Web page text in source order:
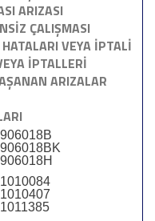
ARIZASI
ÇALIŞMASI
VEYA İPTALİ
İPTALLERİ
ARIZALAR